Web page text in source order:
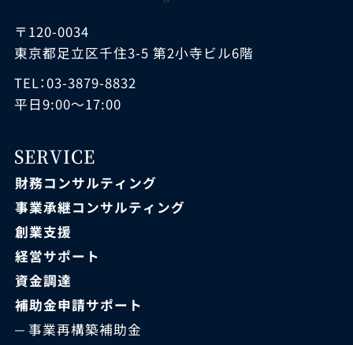
〒120-0034
東京都足立区千住3-5 第2小寺ビル6階
TEL：03-3879-8832
平日9:00～17:00
SERVICE
財務コンサルティング
事業承継コンサルティング
創業支援
経営サポート
資金調達
補助金申請サポート
事業再構築補助金